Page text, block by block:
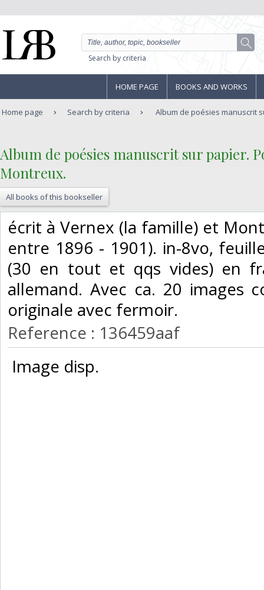
Search by criteria
HOME PAGE BOOKS AND WORKS
Home page Search by criteria Album de poésies manuscrit
‎Album de poésies manuscrit sur papier.
Montreux. ‎
All books of this bookseller
‎écrit à Vernex (la famille) et
entre 1896 - 1901). in-8vo,
(30 en tout et qqs vides) en
allemand. Avec ca. 20 images
originale avec fermoir.‎
Reference : 136459aaf
‎ Image disp.‎